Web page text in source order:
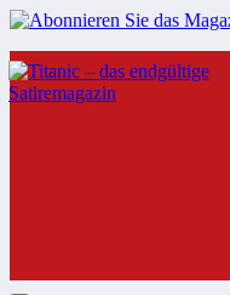
Zum
Inhalt
springen